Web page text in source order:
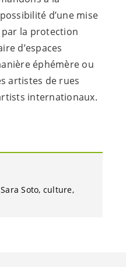
d’une mise
par la protection
d’espaces
éphémère ou
artistes de rues
internationaux.
Sara Soto culture